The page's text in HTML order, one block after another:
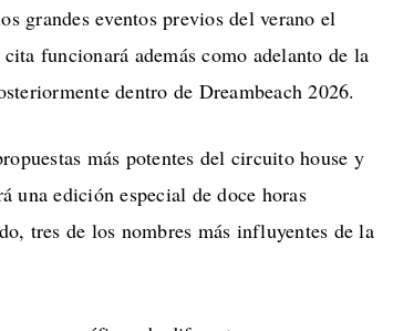
grandes eventos previos del verano el
funcionará además como adelanto de la
dentro de Dreambeach 2026.
más potentes del circuito house y
una edición especial de doce horas
tres de los nombres más influyentes de la